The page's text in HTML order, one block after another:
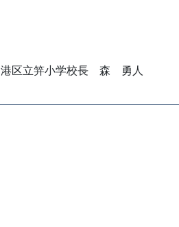
港区立笄小学校長 森 勇人